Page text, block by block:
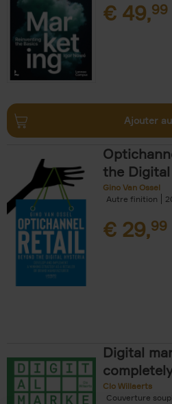
€ 49,99
Ajouter
the
Gino Van Ossel
Autre finition
€ 29,99
Digital
Clo Willaerts
Couverture